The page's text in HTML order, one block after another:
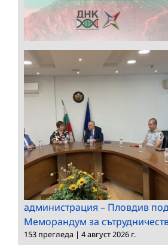
администрация – Пловдив
Меморандум за
153 прегледа | 4 август 2026 г.